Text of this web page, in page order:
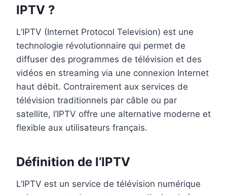
IPTV ?
L’IPTV (Internet Protocol Television) est une
technologie révolutionnaire qui permet de
diffuser des programmes de télévision et des
vidéos en streaming via une connexion Internet
haut débit. Contrairement aux services de
télévision traditionnels par câble ou par
satellite, l’IPTV offre une alternative moderne et
flexible aux utilisateurs français.
Définition de l’IPTV
L’IPTV est un service de télévision numérique